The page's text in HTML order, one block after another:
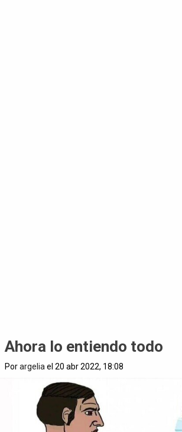
Ahora lo entiendo todo
Porargelia el 20 abr 2022, 18:08